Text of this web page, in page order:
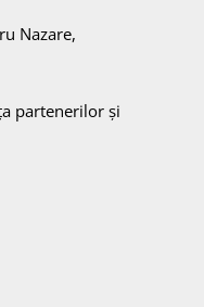
Nazare,
partenerilor și